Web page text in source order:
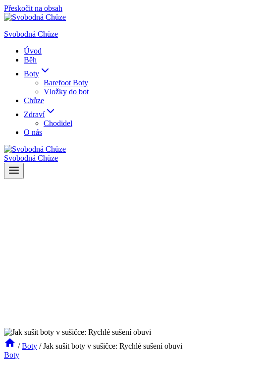
Přeskočit na obsah
Svobodná Chůze
Úvod
Běh
Boty
Barefoot Boty
Vložky do bot
Chůze
Zdraví
Chodidel
O nás
Svobodná Chůze
/ Boty / Jak sušit boty v sušičce: Rychlé sušení obuvi
Boty